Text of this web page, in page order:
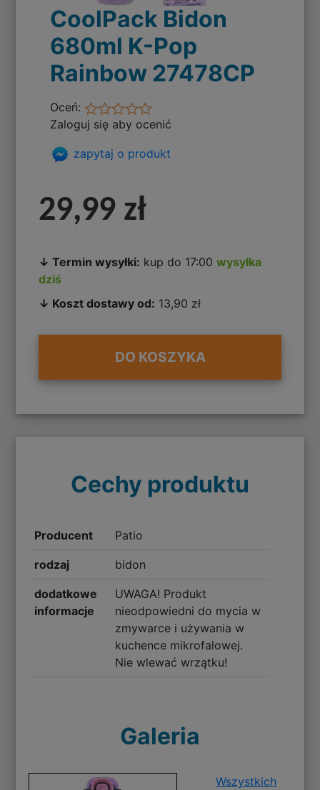
CoolPack Bidon
680ml K-Pop
Rainbow 27478CP
Oceń:
Zaloguj się aby ocenić
zapytaj o produkt
29,99 zł
↓ Termin wysyłki: kup do 17:00wysyłka
dziś
↓ Koszt dostawy od: 13,90 zł
DO KOSZYKA
Cechy produktu
Producent Patio
rodzaj bidon
dodatkowe
informacje
UWAGA! Produkt
nieodpowiedni do mycia w
zmywarce i używania w
kuchence mikrofalowej.
Nie wlewać wrzątku!
Galeria
Wszystkich